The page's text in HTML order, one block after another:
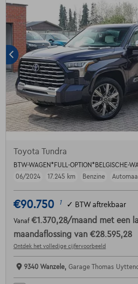
Toyota Tundra
BTW-WAGEN*FULL-OPTION*BELGISCHE-
06/2024
17.245 km Benzine
€90.750 1 ✓ BTW aftrekbaar
Vanaf €1.370,28/maand met een
maandaflossing van €28.595,28
Ontdek het volledige cijfervoorbeeld
9340 Wanzele, Garage Thomas